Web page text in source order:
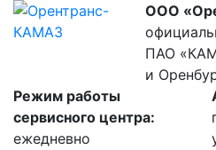
ООО
ПАО
и
Режим работы
сервисного центра:
ежедневно